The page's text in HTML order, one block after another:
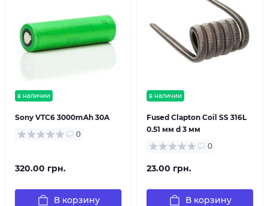
в наличии
Sony VTC6 3000mAh 30A
0
320.00 грн.
В корзину
в наличии
Fused Clapton Coil SS 316L
0.51 мм d 3 мм
0
23.00 грн.
В корзину